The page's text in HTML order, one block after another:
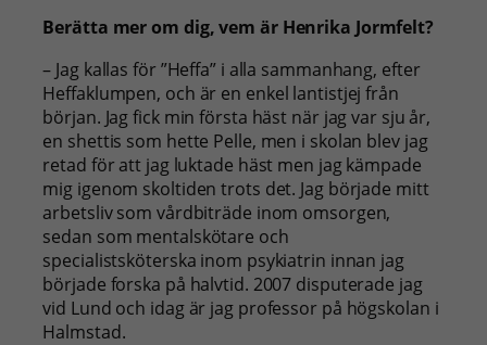
Berätta mer om dig, vem är Henrika Jormfelt?
– Jag kallas för ”Heffa” i alla sammanhang, efter
Heffaklumpen, och är en enkel lantistjej från
början. Jag fick min första häst när jag var sju år,
en shettis som hette Pelle, men i skolan blev jag
retad för att jag luktade häst men jag kämpade
mig igenom skoltiden trots det. Jag började mitt
arbetsliv som vårdbiträde inom omsorgen,
sedan som mentalskötare och
specialistsköterska inom psykiatrin innan jag
började forska på halvtid. 2007 disputerade jag
vid Lund och idag är jag professor på högskolan i
Halmstad.